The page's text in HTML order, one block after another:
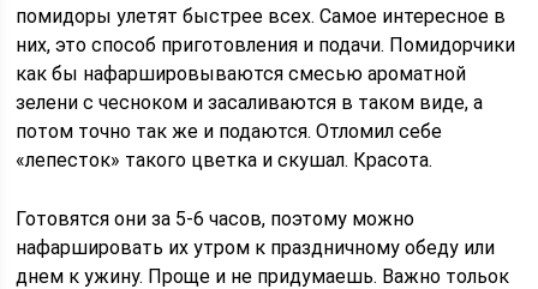
помидоры улетят быстрее всех. Самое интересное в
них, это способ приготовления и подачи. Помидорчики
как бы нафаршировываются смесью ароматной
зелени с чесноком и засаливаются в таком виде, а
потом точно так же и подаются. Отломил себе
«лепесток» такого цветка и скушал. Красота.
Готовятся они за 5-6 часов, поэтому можно
нафаршировать их утром к праздничному обеду или
днем к ужину. Проще и не придумаешь. Важно тольок